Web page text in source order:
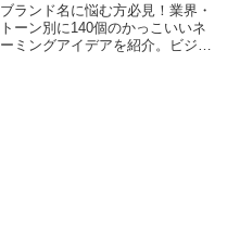
ブランド名に悩む方必見！業界・
トーン別に140個のかっこいいネ
ーミングアイデアを紹介。ビジネ